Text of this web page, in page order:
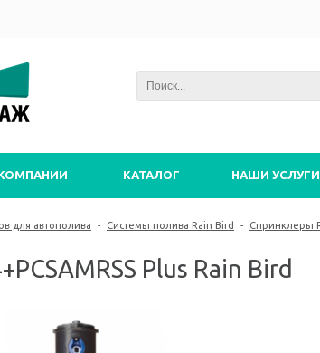
КАТАЛОГ НАШИ УСЛУГИ
для автополива - Системы полива Rain Bird - Спринклеры
Plus Rain Bird